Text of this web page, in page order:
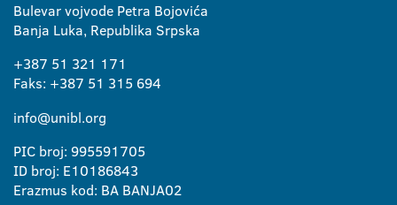
Bulevar vojvode Petra Bojovića
Banja Luka, Republika Srpska
+387 51 321 171
Faks: +387 51 315 694
info@unibl.org
PIC broj: 995591705
ID broj: E10186843
Erazmus kod: BA BANJA02